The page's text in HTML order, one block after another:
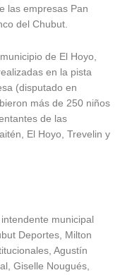
las empresas Pan
del Chubut.
de El Hoyo,
en la pista
(disputado en
más de 250 niños
de las
El Hoyo, Trevelin y
municipal
Deportes, Milton
Agustín
Giselle Nougués,